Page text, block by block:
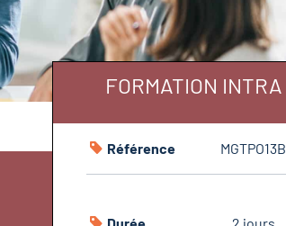
FORMATION INTRA
Référence MGTPO13B